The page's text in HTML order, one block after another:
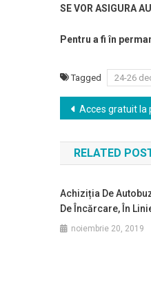
SE VOR ASIGURA
Pentru a fi în
Tagged 24-26
Navigare
în
articole
Acces gratuit la
RELATED
Achiziția De
De Încărcare, În
noiembrie 20, 2019